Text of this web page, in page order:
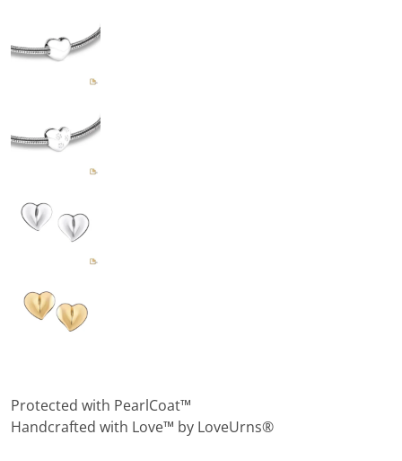
Protected with PearlCoat™
Handcrafted with Love™ by LoveUrns®